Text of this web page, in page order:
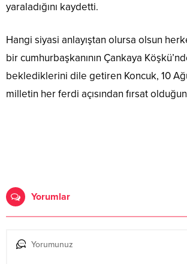
yaraladığını kaydetti.
Hangi siyasi anlayıştan olursa olsun
bir cumhurbaşkanının Çankaya
beklediklerini dile getiren Koncuk, 10
milletin her ferdi açısından fırsat
Yorumlar